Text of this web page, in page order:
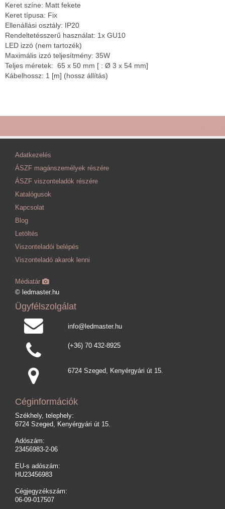
Keret színe: Matt fekete
Keret típusa: Fix
Ellenállási osztály: IP20
Rendeltetésszerű használat: 1x GU10
LED izzó (nem tartozék)
Maximális izzó teljesítmény: 35W
Teljes méretek: 65 x 50 mm [ : Ø 3 x 54 mm]
Kábelhossz: 1 [m] (hossz állítás)
Adatkezelés
ÁSZF magánszemélyek részére
ÁSZF viszonteladók részére
Katalógusok
Kapcsolat
Blog
Letöltés
Viszonteladói belépés
Viszonteladó akarok lenni
Médiatár
© ledmaster.hu
Ügyfélszolgálat
info@ledmaster.hu
(+36) 70 432-8925
6724 Szeged, Kenyérgyári út 15.
Céginformációk
Székhely, telephely:
6724 Szeged, Kenyérgyári út 15.
Adószám:
23456983-2-06
EU-s adószám:
HU23456983
Cégjegyzékszám:
06-09-017507